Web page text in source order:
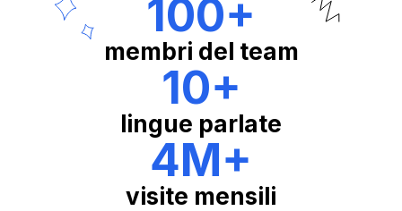
100+
membri del team
10+
lingue parlate
4M+
visite mensili